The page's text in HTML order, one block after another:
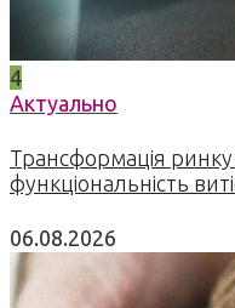
4
Актуально
Трансформація ринку
функціональність
06.08.2026